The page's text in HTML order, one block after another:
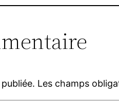
Les champs